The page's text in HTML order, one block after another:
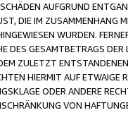
AUFGRUND
DIE IM ZUSAMMENHANG
WURDEN.
DES GESAMTBETRAGS
ZULETZT
HIERMIT AUF
ODER ANDERE
VON